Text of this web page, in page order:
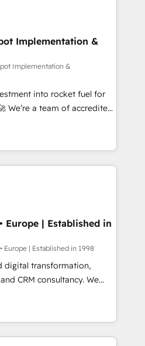
AI governance for
• 150+ clients across Sales
Hub, Data Hub and
ISO 9001:2015, and ISO
AI management standard •
framework, built on
to get in touch (𝘸𝘦'𝘳𝘦
Implementation &
Implementation &
into rocket fuel for
you. We can
complex business
what you've got and make
it, build your website in
We are on the
been accredited by
CCS, which means we
companies as well the
services: -
Europe | Established in
Europe | Established in 1998
digital transformation,
CRM consultancy. We
clients to
digital and fuel their
inefficiencies, improve